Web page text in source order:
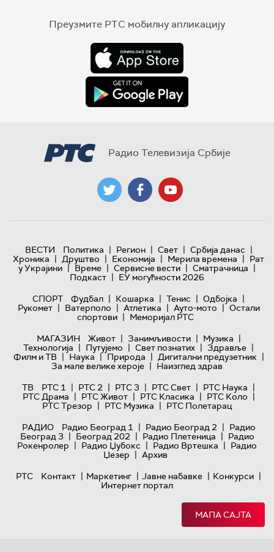
Преузмите РТС мобилну апликацију
Радио Телевизија Србије
ВЕСТИ Политика | Регион | Свет | Србија данас |
Хроника | Друштво | Економија | Мерила времена | Рат
у Украјини | Време | Сервисне вести | Сматрачница |
Подкаст | ЕУ могућности 2026
СПОРТ
Фудбал | Кошарка | Тенис | Одбојка |
Рукомет | Ватерполо | Атлетика | Ауто-мото | Остали
спортови | Меморијал РТС
МАГАЗИН
Живот | Занимљивости | Музика |
Технологијa | Путујемо | Свет познатих | Здравље |
Филм и ТВ | Наука | Природа | Дигитални предузетник |
За мале велике хероје | Наизглед здрав
ТВ
РТС 1 | РТС 2 | РТС 3 | РТС Свет | РТС Наука |
РТС Драма | РТС Живот | РТС Класика | РТС Коло |
РТС Трезор | РТС Музика | РТС Полетарац
РАДИО
Радио Београд 1 | Радио Београд 2 | Радио
Београд 3 | Београд 202 | Радио Плетеница | Радио
Рокенролер | Радио Џубокс | Радио Вртешка | Радио
Џезер | Архив
РТС
Контакт | Маркетинг | Јавне набавке | Конкурси |
Интернет портал
МАПА САЈТА